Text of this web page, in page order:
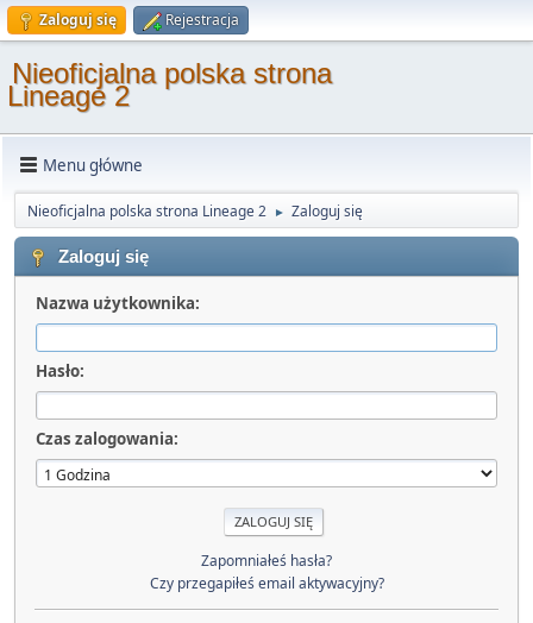
Zaloguj się Rejestracja
Nieoficjalna polska strona
Lineage 2
Menu główne
Nieoficjalna polska strona Lineage 2 ► Zaloguj się
Zaloguj się
Nazwa użytkownika:
Hasło:
Czas zalogowania:
Zapomniałeś hasła?
Czy przegapiłeś email aktywacyjny?